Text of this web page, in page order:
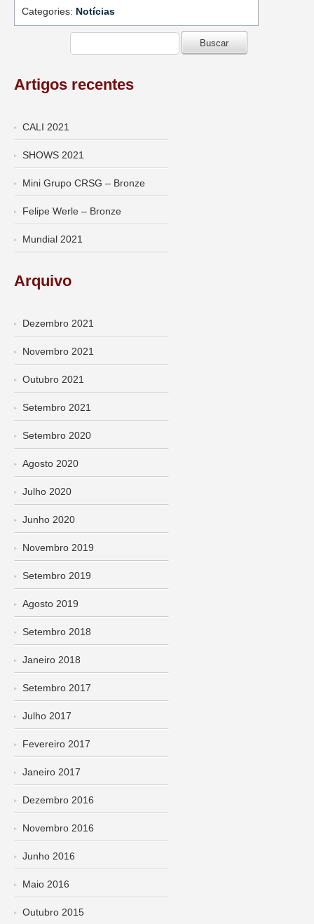
Categories: Notícias
Artigos recentes
CALI 2021
SHOWS 2021
Mini Grupo CRSG – Bronze
Felipe Werle – Bronze
Mundial 2021
Arquivo
Dezembro 2021
Novembro 2021
Outubro 2021
Setembro 2021
Setembro 2020
Agosto 2020
Julho 2020
Junho 2020
Novembro 2019
Setembro 2019
Agosto 2019
Setembro 2018
Janeiro 2018
Setembro 2017
Julho 2017
Fevereiro 2017
Janeiro 2017
Dezembro 2016
Novembro 2016
Junho 2016
Maio 2016
Outubro 2015